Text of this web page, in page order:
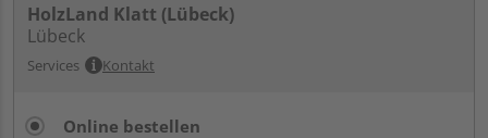
HolzLand Klatt (Lübeck)
Lübeck
Services Kontakt
Online bestellen